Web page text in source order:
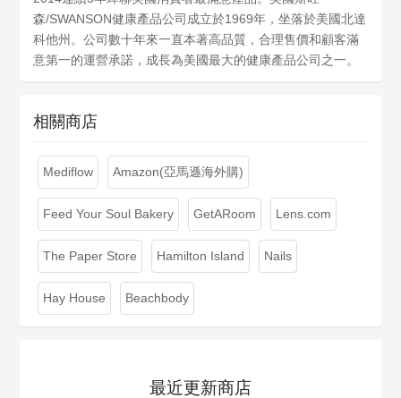
森/SWANSON健康產品公司成立於1969年，坐落於美國北達
科他州。公司數十年來一直本著高品質，合理售價和顧客滿
意第一的運營承諾，成長為美國最大的健康產品公司之一。
相關商店
Mediflow Amazon(亞馬遜海外購)
Feed Your Soul Bakery GetARoom Lens.com
The Paper Store Hamilton Island Nails
Hay House Beachbody
最近更新商店